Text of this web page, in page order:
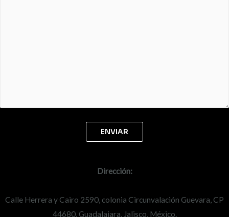
Dirección:
Calle Herrera y Cairo 2590, colonia Circunvalación Guevara, CP
44680, Guadalajara, Jalisco, México.